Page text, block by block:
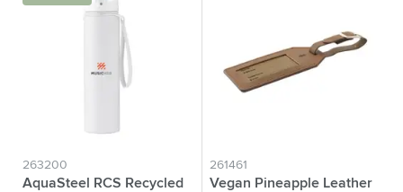
263200
AquaSteel RCS Recycled
261461
Vegan Pineapple Leather